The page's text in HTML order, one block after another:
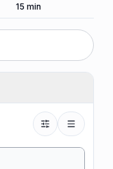
15 min